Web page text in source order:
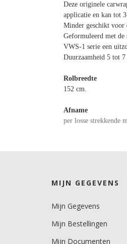
Deze originele
applicatie en kan tot
Minder geschikt voor
Geformuleerd met
VWS-1 serie een
Duurzaamheid 5 tot 7
Rolbreedte
152 cm.
Afname
per losse strekkende
semi-permanent,
Ondergrond
Dikte
MIJN GEGEVENS
Mijn Gegevens
Mijn Bestellingen
Mijn Documenten